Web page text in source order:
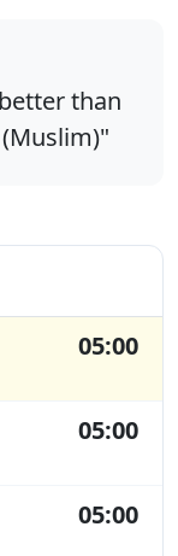
than
05:00
05:00
05:00